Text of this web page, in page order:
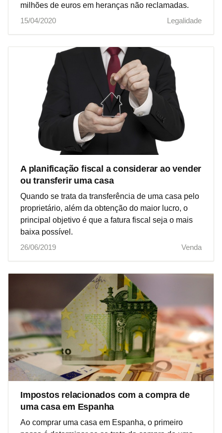
milhões de euros em heranças não reclamadas.
15/04/2020
Legalidade
A planificação fiscal a considerar ao vender
ou transferir uma casa
Quando se trata da transferência de uma casa pelo
proprietário, além da obtenção do maior lucro, o
principal objetivo é que a fatura fiscal seja o mais
baixa possível.
26/06/2019
Venda
Impostos relacionados com a compra de
uma casa em Espanha
Ao comprar uma casa em Espanha, o primeiro